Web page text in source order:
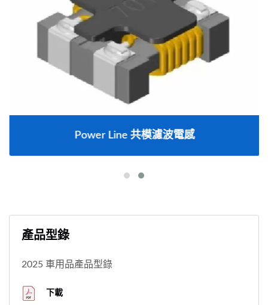
Power Line 共模濾波電感
產品型錄
2025 車用品產品型錄
下載